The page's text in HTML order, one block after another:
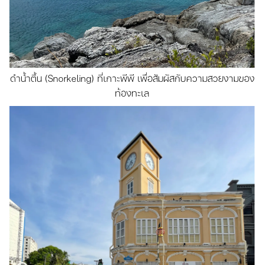
ดำน้ำตื้น (Snorkeling) ที่เกาะพีพี เพื่อสัมผัสกับความสวยงามของ
ท้องทะเล